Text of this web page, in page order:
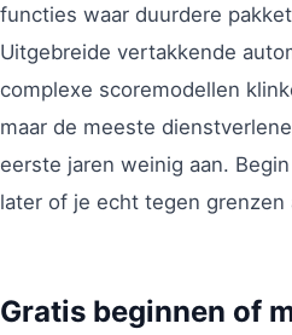
functies waar duurdere
Uitgebreide vertakkende
complexe scoremodellen
maar de meeste
eerste jaren weinig aan.
later of je echt tegen grenzen
Gratis beginnen of